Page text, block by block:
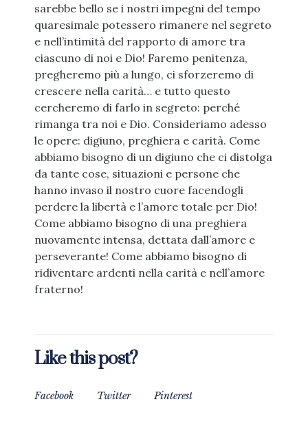
sarebbe bello se i nostri impegni del tempo
quaresimale potessero rimanere nel segreto
e nell’intimità del rapporto di amore tra
ciascuno di noi e Dio! Faremo penitenza,
pregheremo più a lungo, ci sforzeremo di
crescere nella carità… e tutto questo
cercheremo di farlo in segreto: perché
rimanga tra noi e Dio. Consideriamo adesso
le opere: digiuno, preghiera e carità. Come
abbiamo bisogno di un digiuno che ci distolga
da tante cose, situazioni e persone che
hanno invaso il nostro cuore facendogli
perdere la libertà e l’amore totale per Dio!
Come abbiamo bisogno di una preghiera
nuovamente intensa, dettata dall’amore e
perseverante! Come abbiamo bisogno di
ridiventare ardenti nella carità e nell’amore
fraterno!
Like this post?
Facebook Twitter Pinterest